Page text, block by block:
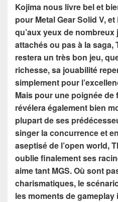
Kojima nous livre bel et
pour Metal Gear Solid V,
qu’aux yeux de
attachés ou pas à la saga,
restera un très bon jeu,
richesse, sa jouabilité
simplement pour
Mais pour une poignée de
révélera également bien
plupart de ses
singer la concurrence et
aseptisé de l’open world,
oublie finalement ses
aime tant MGS. Où sont
charismatiques, le
les moments de